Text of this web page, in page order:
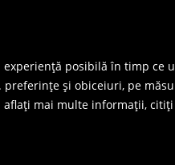
posibilă în timp
și obiceiuri, pe
aflați mai multe informații, citiți